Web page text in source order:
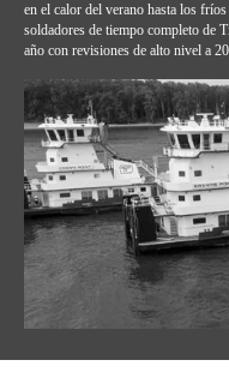
en el calor del verano hasta los
soldadores de tiempo completo de
año con revisiones de alto nivel a